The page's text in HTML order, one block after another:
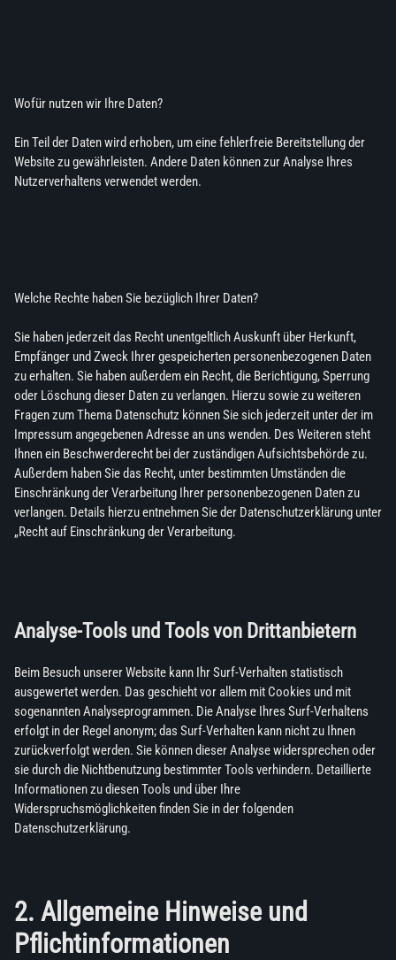
Wofür nutzen wir Ihre Daten?
Ein Teil der Daten wird erhoben, um eine fehlerfreie Bereitstellung der
Website zu gewährleisten. Andere Daten können zur Analyse Ihres
Nutzerverhaltens verwendet werden.
Welche Rechte haben Sie bezüglich Ihrer Daten?
Sie haben jederzeit das Recht unentgeltlich Auskunft über Herkunft,
Empfänger und Zweck Ihrer gespeicherten personenbezogenen Daten
zu erhalten. Sie haben außerdem ein Recht, die Berichtigung, Sperrung
oder Löschung dieser Daten zu verlangen. Hierzu sowie zu weiteren
Fragen zum Thema Datenschutz können Sie sich jederzeit unter der im
Impressum angegebenen Adresse an uns wenden. Des Weiteren steht
Ihnen ein Beschwerderecht bei der zuständigen Aufsichtsbehörde zu.
Außerdem haben Sie das Recht, unter bestimmten Umständen die
Einschränkung der Verarbeitung Ihrer personenbezogenen Daten zu
verlangen. Details hierzu entnehmen Sie der Datenschutzerklärung unter
„Recht auf Einschränkung der Verarbeitung.
Analyse-Tools und Tools von Drittanbietern
Beim Besuch unserer Website kann Ihr Surf-Verhalten statistisch
ausgewertet werden. Das geschieht vor allem mit Cookies und mit
sogenannten Analyseprogrammen. Die Analyse Ihres Surf-Verhaltens
erfolgt in der Regel anonym; das Surf-Verhalten kann nicht zu Ihnen
zurückverfolgt werden. Sie können dieser Analyse widersprechen oder
sie durch die Nichtbenutzung bestimmter Tools verhindern. Detaillierte
Informationen zu diesen Tools und über Ihre
Widerspruchsmöglichkeiten finden Sie in der folgenden
Datenschutzerklärung.
2. Allgemeine Hinweise und
Pflichtinformationen